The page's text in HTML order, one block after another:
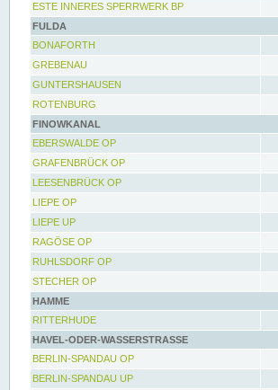
ESTE INNERES SPERRWERK BP
FULDA
BONAFORTH
GREBENAU
GUNTERSHAUSEN
ROTENBURG
FINOWKANAL
EBERSWALDE OP
GRAFENBRÜCK OP
LEESENBRÜCK OP
LIEPE OP
LIEPE UP
RAGÖSE OP
RUHLSDORF OP
STECHER OP
HAMME
RITTERHUDE
HAVEL-ODER-WASSERSTRASSE
BERLIN-SPANDAU OP
BERLIN-SPANDAU UP